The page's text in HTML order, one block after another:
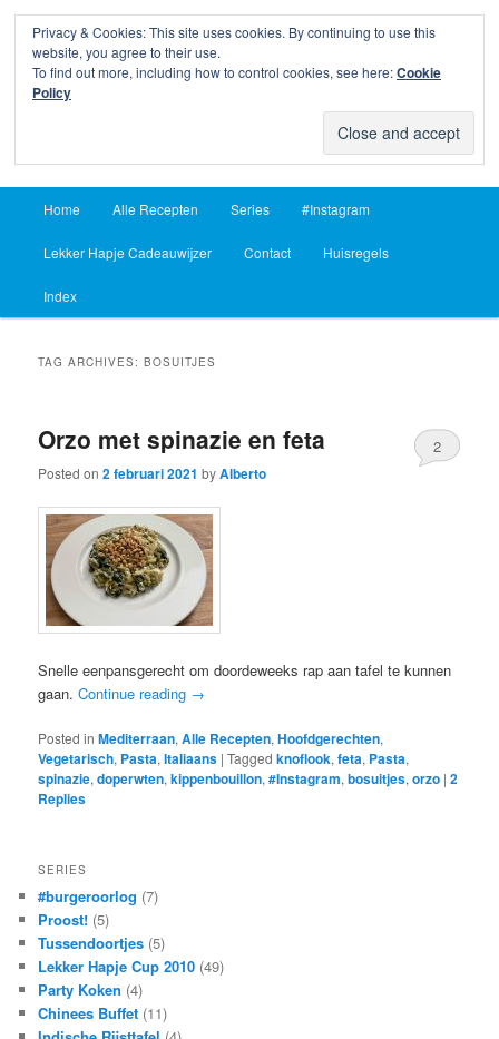
Lekker Hapje
Skip
to
primary
content
Skip
to
secondary
content
Home Alle Recepten Series #Instagram
Lekker Hapje Cadeauwijzer Contact Huisregels
Index
TAG ARCHIVES:BOSUITJES
Orzo met spinazie en feta
Posted on2 februari 2021 byAlberto
2
Snelle eenpansgerecht om doordeweeks rap aan tafel te kunnen
gaan.Continue reading →
Posted in Mediterraan,Alle Recepten,Hoofdgerechten,
Vegetarisch, Pasta,Italiaans |Tagged knoflook,feta, Pasta,
spinazie,doperwten,kippenbouillon,#Instagram,bosuitjes,orzo |2
Replies
SERIES
#burgeroorlog (7)
Proost! (5)
Tussendoortjes (5)
Lekker Hapje Cup 2010 (49)
Party Koken (4)
Chinees Buffet (11)
Privacy & Cookies: This site uses cookies. By continuing to use this
website, you agree to their use.
To find out more, including how to control cookies, see here:Cookie
Policy